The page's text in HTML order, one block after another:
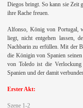
Diegos bringt. So kann sie Zeit
ihre Rache freuen.
Alfonso, König von Portugal,
liegt, nicht entgehen lassen,
Nachbarin zu erfüllen. Mit der
die Königin von Spanien
von Toledo ist die
Spanien und der damit
Erster Akt:
Szene 1-2